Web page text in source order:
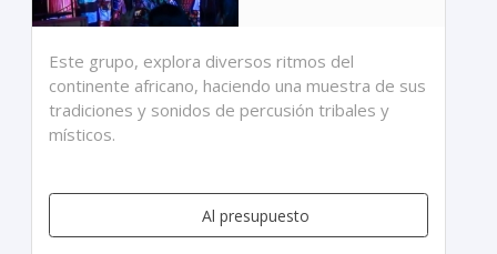
Este grupo, explora diversos ritmos del
continente africano, haciendo una muestra de sus
tradiciones y sonidos de percusión tribales y
místicos.
Al presupuesto